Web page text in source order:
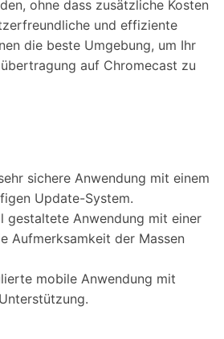
ohne dass zusätzliche Kosten
und effiziente
die beste Umgebung, um Ihr
auf Chromecast zu
sichere Anwendung mit einem
Update-System.
gestaltete Anwendung mit einer
Aufmerksamkeit der Massen
mobile Anwendung mit